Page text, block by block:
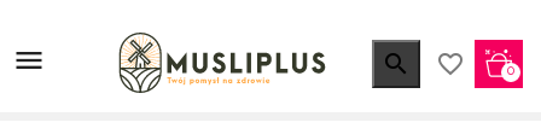
  favorite_border 0